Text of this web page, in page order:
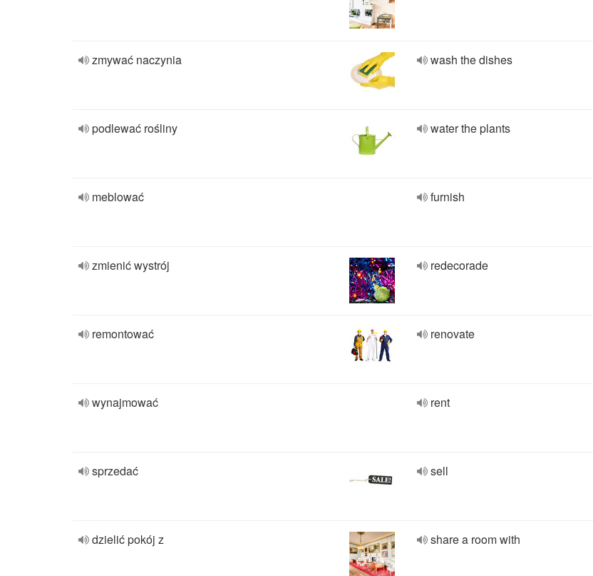
zmywać naczynia wash the dishes
podlewać rośliny water the plants
meblować furnish
zmienić wystrój redecorade
remontować renovate
wynajmować rent
sprzedać sell
dzielić pokój z share a room with